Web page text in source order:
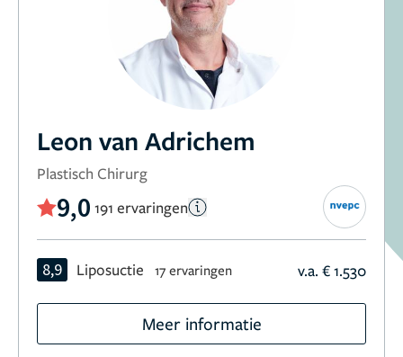
Leon van Adrichem
Plastisch Chirurg
9,0 191 ervaringen
8,9 Liposuctie 17 ervaringen v.a. € 1.530
Meer informatie